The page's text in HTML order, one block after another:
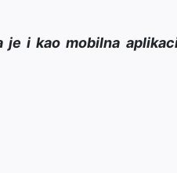
je i kao mobilna